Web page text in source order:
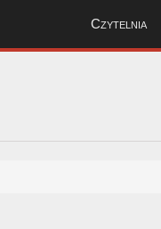
Czytelnia